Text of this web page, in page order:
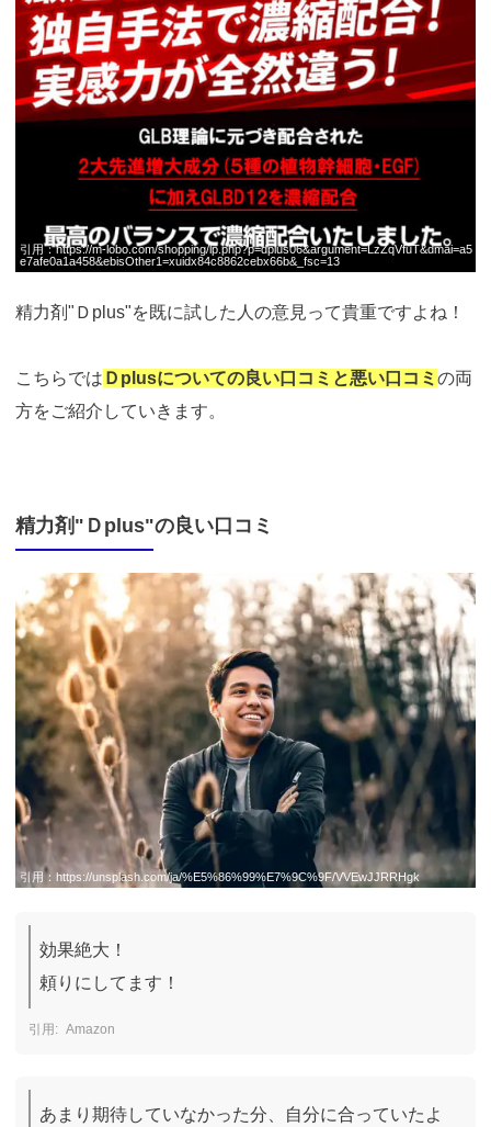
引用：https://m-lobo.com/shopping/lp.php?p=dplus06&argument=LzZqVfuT&dmai=a5
e7afe0a1a458&ebisOther1=xuidx84c8862cebx66b&_fsc=13
精力剤"Ｄplus"を既に試した人の意見って貴重ですよね！
こちらでは Ｄplusについての良い口コミと悪い口コミ の両
方をご紹介していきます。
精力剤"Ｄplus"の良い口コミ
引用： https://unsplash.com/ja/%E5%86%99%E7%9C%9F/VVEwJJRRHgk
効果絶大！
頼りにしてます！
Amazon
あまり期待していなかった分、自分に合っていたよ